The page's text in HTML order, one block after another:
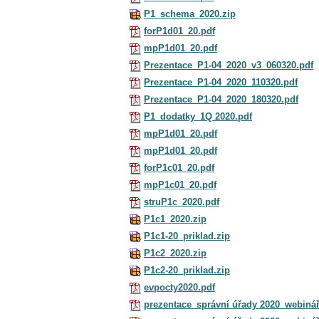
P1_schema_2020.zip
forP1d01_20.pdf
mpP1d01_20.pdf
Prezentace_P1-04_2020_v3_060320.pdf
Prezentace_P1-04_2020_110320.pdf
Prezentace_P1-04_2020_180320.pdf
P1_dodatky_1Q 2020.pdf
mpP1d01_20.pdf
mpP1d01_20.pdf
forP1c01_20.pdf
mpP1c01_20.pdf
struP1c_2020.pdf
P1c1_2020.zip
P1c1-20_priklad.zip
P1c2_2020.zip
P1c2-20_priklad.zip
evpocty2020.pdf
prezentace_správní úřady